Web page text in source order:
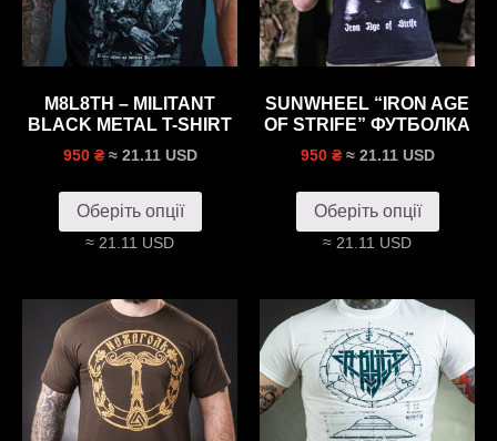
M8L8TH – MILITANT
BLACK METAL T-SHIRT
950 ₴ ≈ 21.11 USD
Оберіть опції
≈ 21.11 USD
SUNWHEEL “IRON AGE
OF STRIFE” ФУТБОЛКА
950 ₴ ≈ 21.11 USD
Оберіть опції
≈ 21.11 USD